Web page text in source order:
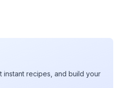
instant recipes, and build your